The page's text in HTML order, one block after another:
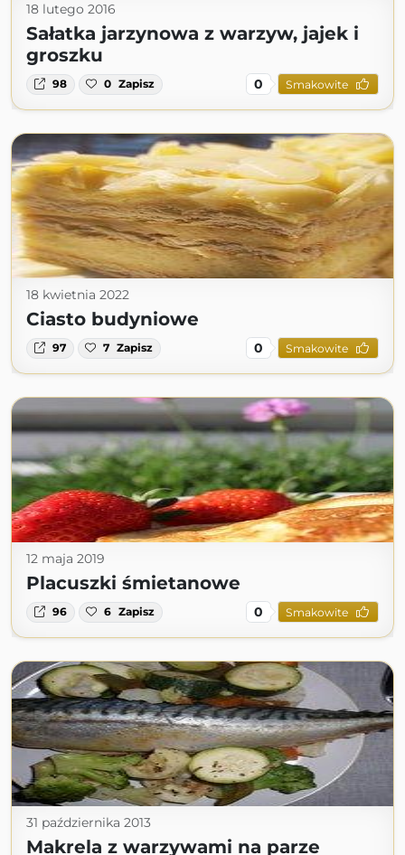
18 lutego 2016
Sałatka jarzynowa z warzyw, jajek i
groszku
98 0 Zapisz 0 Smakowite
18 kwietnia 2022
Ciasto budyniowe
97 7 Zapisz 0 Smakowite
12 maja 2019
Placuszki śmietanowe
96 6 Zapisz 0 Smakowite
31 października 2013
Makrela z warzywami na parze